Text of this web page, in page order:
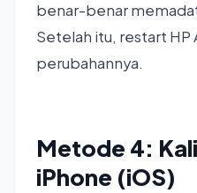
benar-benar
Setelah itu, restart HP
perubahannya.
Metode 4:
iPhone (iOS)